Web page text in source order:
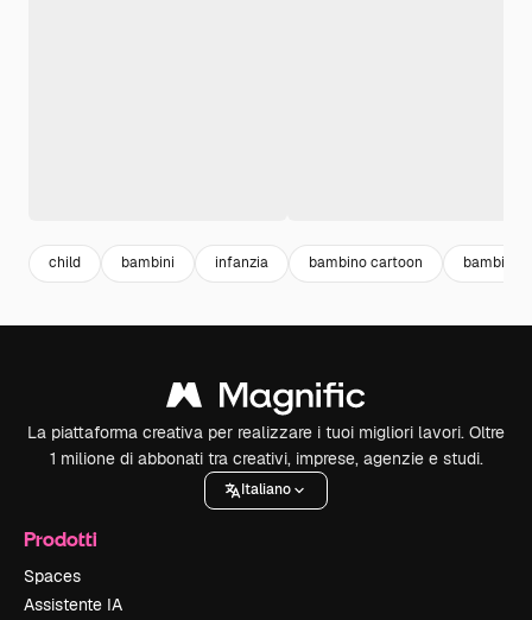
child bambini infanzia bambino cartoon bambino
La piattaforma creativa per realizzare i tuoi migliori lavori. Oltre
1 milione di abbonati tra creativi, imprese, agenzie e studi.
Italiano
Prodotti
Spaces
Assistente IA